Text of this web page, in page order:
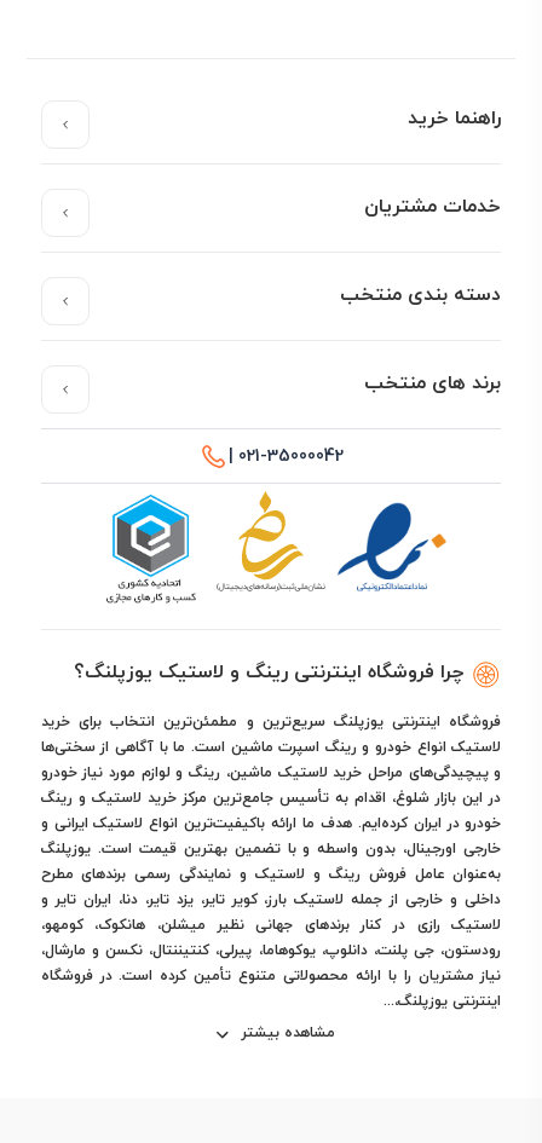
راهنما خرید
خدمات مشتریان
دسته بندی منتخب
برند های منتخب
021-35000042 |
چرا فروشگاه اینترنتی رینگ و لاستیک یوزپلنگ؟
فروشگاه اینترنتی یوزپلنگ سریع‌ترین و مطمئن‌ترین انتخاب برای خرید
لاستیک انواع خودرو و رینگ اسپرت ماشین است. ما با آگاهی از سختی‌ها
و پیچیدگی‌های مراحل خرید لاستیک ماشین، رینگ و لوازم مورد نیاز خودرو
در این بازار شلوغ، اقدام به تأسیس جامع‌ترین مرکز خرید لاستیک و رینگ
خودرو در ایران کرده‌ایم. هدف ما ارائه باکیفیت‌ترین انواع لاستیک ایرانی و
خارجی اورجینال، بدون واسطه و با تضمین بهترین قیمت است. یوزپلنگ
به‌عنوان عامل فروش رینگ و لاستیک و نمایندگی رسمی برندهای مطرح
داخلی و خارجی از جمله لاستیک بارز، کویر تایر، یزد تایر، دنا، ایران تایر و
لاستیک رازی در کنار برندهای جهانی نظیر میشلن، هانکوک، کومهو،
رودستون، جی پلنت، دانلوپ، یوکوهاما، پیرلی، کنتیننتال، نکسن و مارشال،
نیاز مشتریان را با ارائه محصولاتی متنوع تأمین کرده است. در فروشگاه
اینترنتی یوزپلنگ،...
مشاهده بیشتر